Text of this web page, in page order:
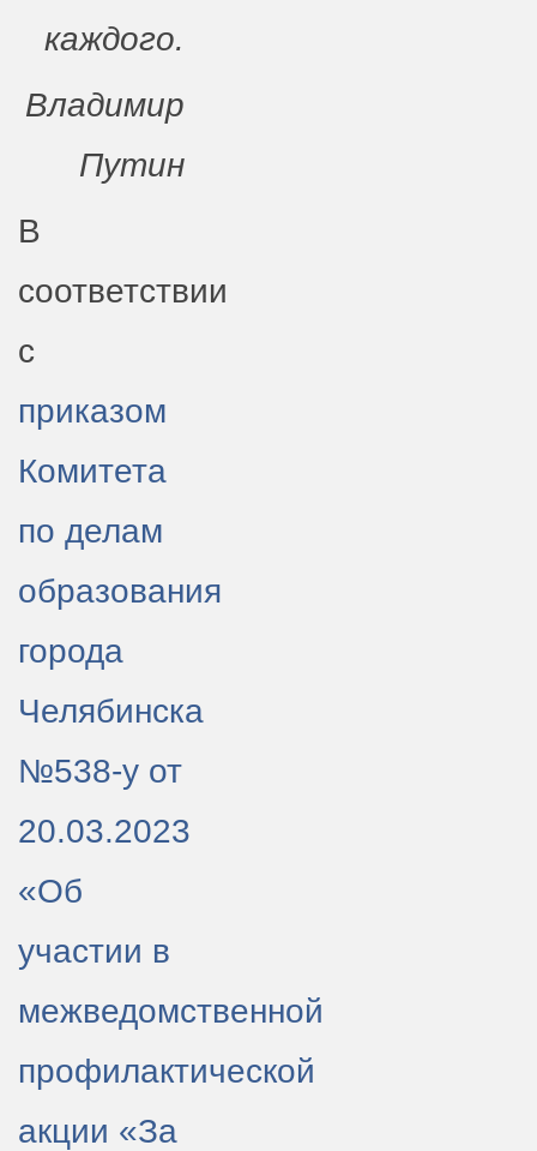
каждого.
Владимир
Путин
В
соответствии
с
приказом
Комитета
по делам
образования
города
Челябинска
№538-у от
20.03.2023
«Об
участии в
межведомственной
профилактической
акции «За